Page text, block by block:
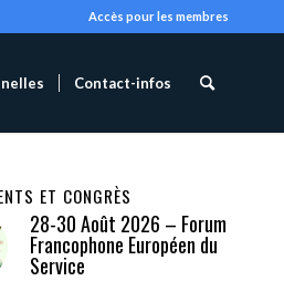
Accès pour les membres
Contact-infos
ET CONGRÈS
28-30 Août 2026 – Forum
Francophone Européen du
Service